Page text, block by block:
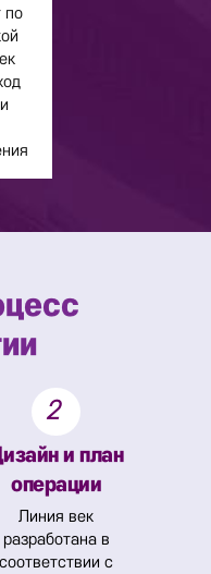
по
2
и план
операции
Линия век
разработана в
соответствии с